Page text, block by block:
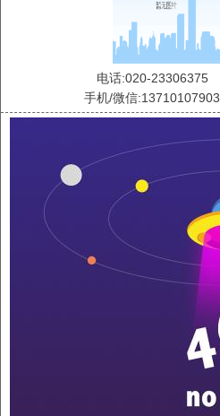
电话:020-23306375
手机/微信:13710107903